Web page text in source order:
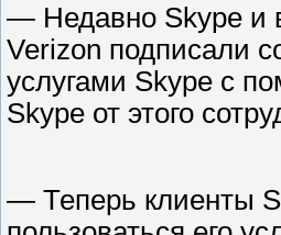
— Недавно Skype и
Verizon подписали
услугами Skype с
Skype от этого
— Теперь клиенты